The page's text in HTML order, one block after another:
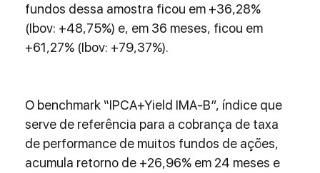
fundos dessa amostra ficou em +36,28%
(Ibov: +48,75%) e, em 36 meses, ficou em
+61,27% (Ibov: +79,37%).
O benchmark “IPCA+Yield IMA-B”, índice que
serve de referência para a cobrança de taxa
de performance de muitos fundos de ações,
acumula retorno de +26,96% em 24 meses e